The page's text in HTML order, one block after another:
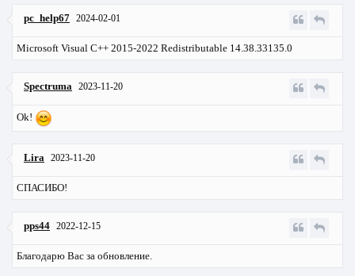
pc_help67 2024-02-01
Microsoft Visual C++ 2015-2022 Redistributable 14.38.33135.0
Spectruma 2023-11-20
Ok!
Lira 2023-11-20
СПАСИБО!
pps44 2022-12-15
Благодарю Вас за обновление.